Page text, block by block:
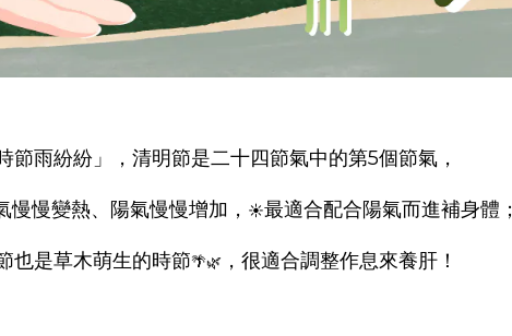
節雨紛紛」，清明節是二十四節氣中的第5個節氣，
慢慢變熱、陽氣慢慢增加， ☀️最適合配合陽氣而進補身體；
也是草木萌生的時節🌴🌿 ，很適合調整作息來養肝！